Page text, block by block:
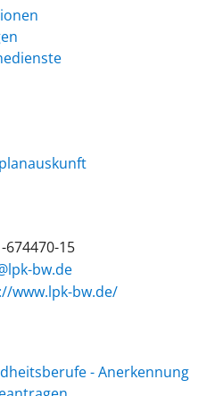
674470-15
bw.de
www.lpk-bw.de/
- Anerkennung